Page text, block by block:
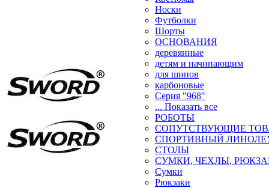
Носки
Футболки
Шорты
ОСНОВАНИЯ
деревянные
детям и начинающим
для шипов
карбоновые
Серия "968"
... Показать все
РОБОТЫ
СОПУТСТВУЮЩИЕ
СПОРТИВНЫЙ
СТОЛЫ
СУМКИ, ЧЕХЛЫ,
Сумки
Рюкзаки